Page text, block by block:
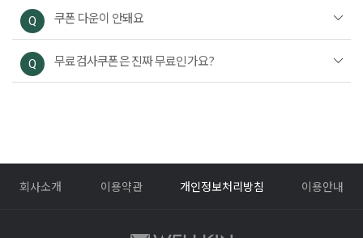
Q 쿠폰 다운이 안돼요
Q 무료검사쿠폰은 진짜 무료인가요?
회사소개 이용약관 개인정보처리방침 이용안내